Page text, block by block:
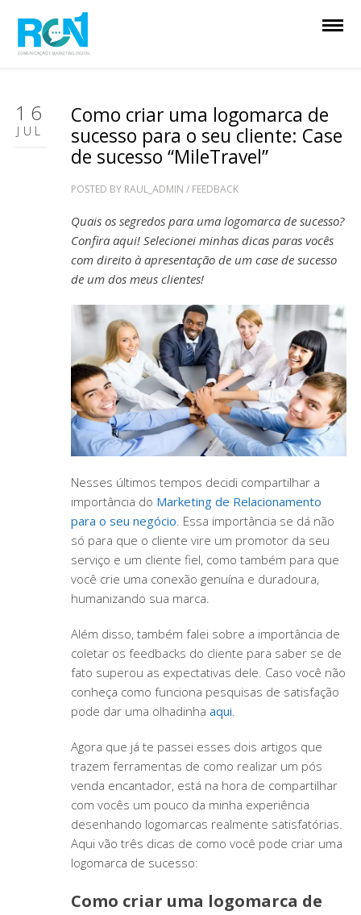
16
JUL
Como criar uma logomarca de
sucesso para o seu cliente: Case
de sucesso “MileTravel”
POSTED BY RAUL_ADMIN / FEEDBACK
Quais os segredos para uma logomarca de sucesso?
Confira aqui! Selecionei minhas dicas paras vocês
com direito à apresentação de um case de sucesso
de um dos meus clientes!
Nesses últimos tempos decidi compartilhar a
importância do Marketing de Relacionamento
para o seu negócio. Essa importância se dá não
só para que o cliente vire um promotor da seu
serviço e um cliente fiel, como também para que
você crie uma conexão genuína e duradoura,
humanizando sua marca.
Além disso, também falei sobre a importância de
coletar os feedbacks do cliente para saber se de
fato superou as expectativas dele. Caso você não
conheça como funciona pesquisas de satisfação
pode dar uma olhadinha aqui.
Agora que já te passei esses dois artigos que
trazem ferramentas de como realizar um pós
venda encantador, está na hora de compartilhar
com vocês um pouco da minha experiência
desenhando logomarcas realmente satisfatórias.
Aqui vão três dicas de como você pode criar uma
logomarca de sucesso:
Como criar uma logomarca de